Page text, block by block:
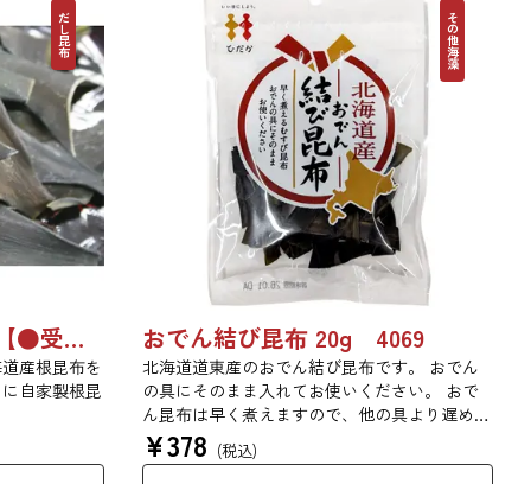
だし昆布
北海道産根昆布 500ｇ 【●受注生産品】8494
産根昆布を
自家製根昆
その他海藻
おでん結び昆布 20g 4069
北海道道東産のおでん結び昆布です。 おでん
の具にそのまま入れてお使いください。 おで
ん昆布は早く煮えますので、他の具より遅めに
入れるとうまく煮えます。
¥378 (税込)